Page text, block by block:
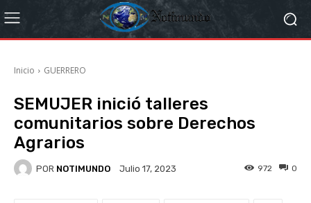
Inicio GUERRERO
SEMUJER inició talleres
comunitarios sobre Derechos
Agrarios
POR NOTIMUNDO Julio 17, 2023 0
972